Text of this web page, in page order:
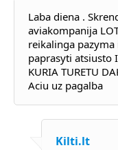
Laba diena .
aviakompanija
reikalinga pazyma
paprasyti atsiusto
KURIA TURETU
Aciu uz pagalba
Kilti.lt